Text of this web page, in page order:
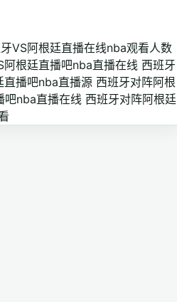
VS阿根廷直播在线nba观看人数
阿根廷直播吧nba直播在线 西班牙
直播吧nba直播源 西班牙对阵阿根
吧nba直播在线 西班牙对阵阿根廷